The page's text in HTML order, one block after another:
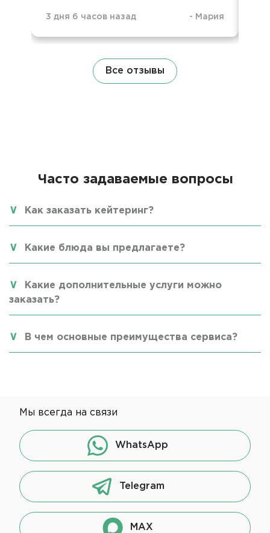
3 дня 6 часов назад - Мария
Все отзывы
Часто задаваемые вопросы
Как заказать кейтеринг?
Какие блюда вы предлагаете?
Какие дополнительные услуги можно
заказать?
В чем основные преимущества сервиса?
Мы всегда на связи
WhatsApp
Telegram
MAX